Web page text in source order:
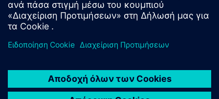
Γεφύρωση πληροφορικής και OT